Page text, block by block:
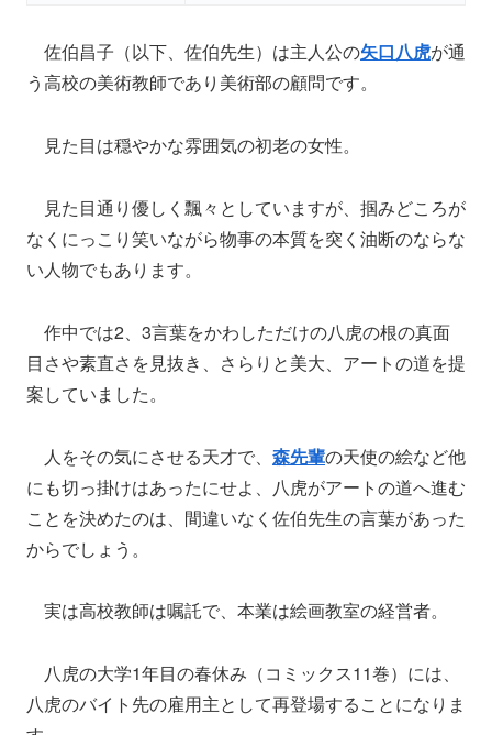
佐伯昌子（以下、佐伯先生）は主人公の矢口八虎が通
う高校の美術教師であり美術部の顧問です。
見た目は穏やかな雰囲気の初老の女性。
見た目通り優しく飄々としていますが、掴みどころが
なくにっこり笑いながら物事の本質を突く油断のならな
い人物でもあります。
作中では2、3言葉をかわしただけの八虎の根の真面
目さや素直さを見抜き、さらりと美大、アートの道を提
案していました。
人をその気にさせる天才で、 森先輩の天使の絵など他
にも切っ掛けはあったにせよ、八虎がアートの道へ進む
ことを決めたのは、間違いなく佐伯先生の言葉があった
からでしょう。
実は高校教師は嘱託で、本業は絵画教室の経営者。
八虎の大学1年目の春休み（コミックス11巻）には、
八虎のバイト先の雇用主として再登場することになりま